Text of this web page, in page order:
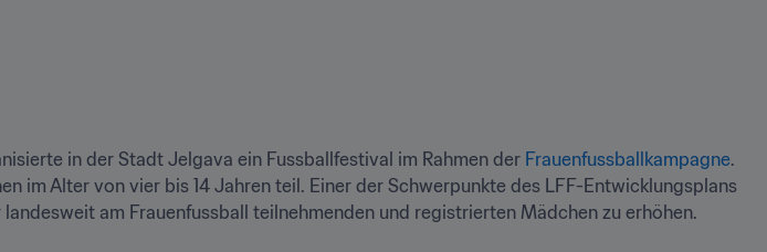
in der Stadt Jelgava ein Fussballfestival im Rahmen der Frauenfussballkampagne.
im Alter von vier bis 14 Jahren teil. Einer der Schwerpunkte des LFF-Entwicklungsplans
am Frauenfussball teilnehmenden und registrierten Mädchen zu erhöhen.